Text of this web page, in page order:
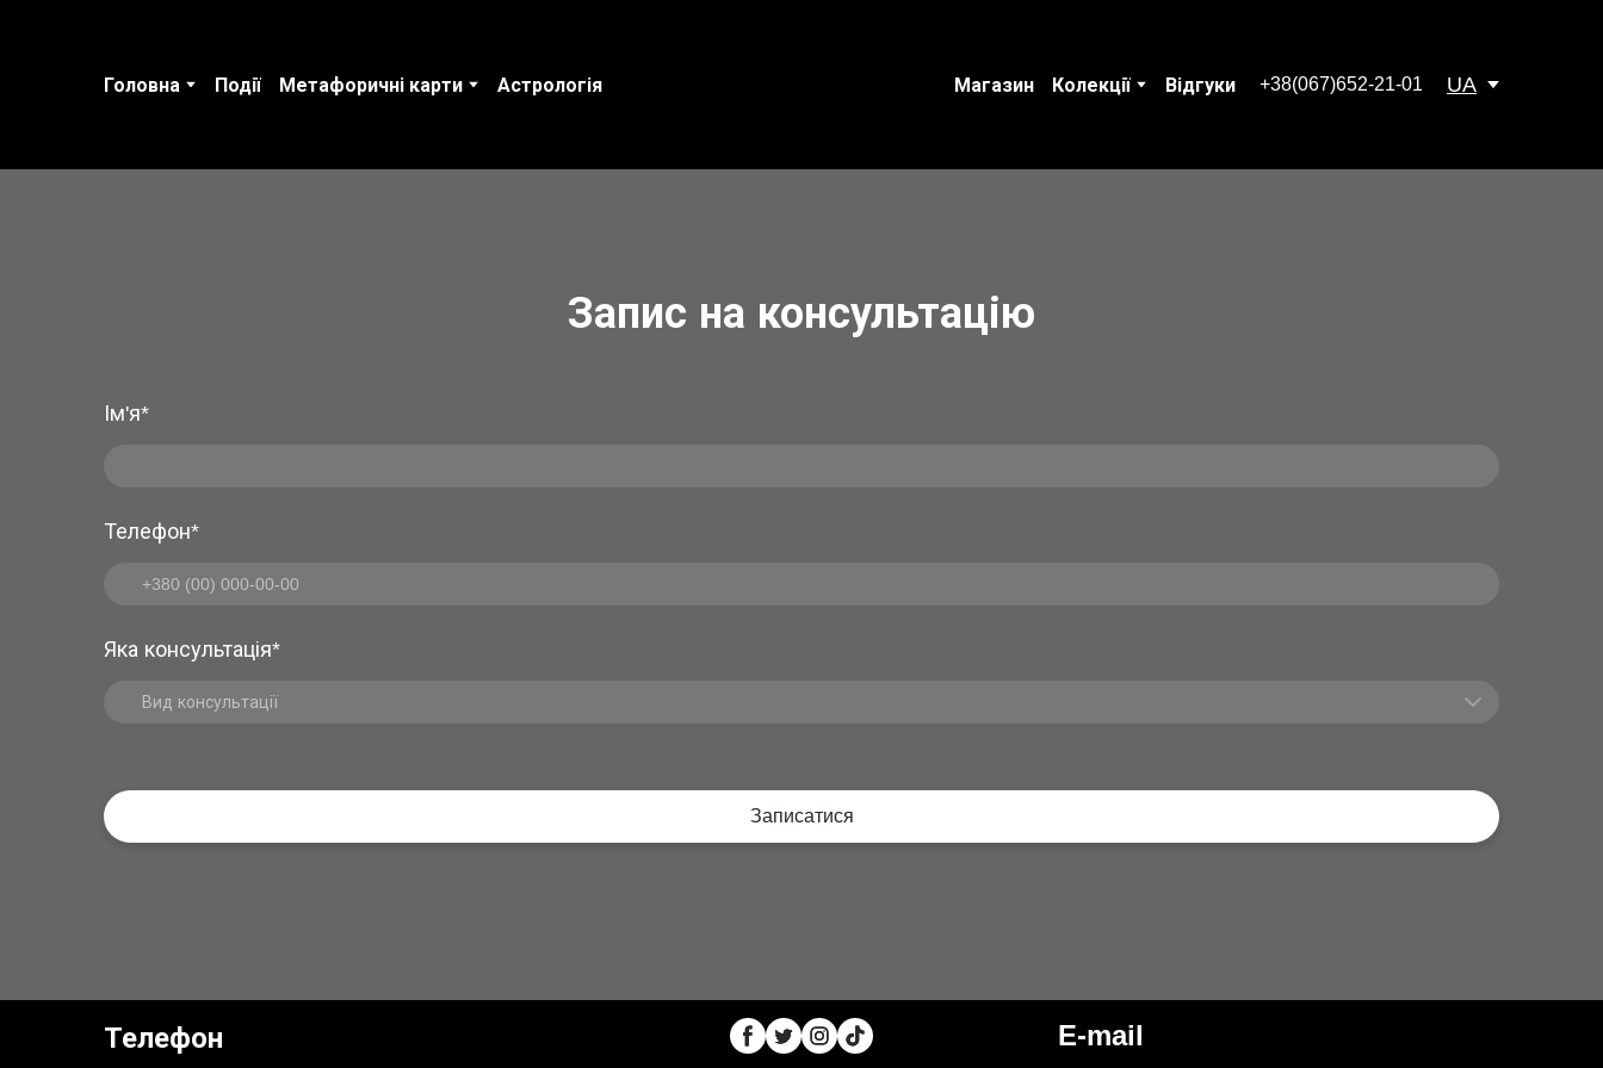
Головна Події Метафоричні карти Астрологія Магазин Колекції Відгуки +38(067)652-21-01 UA
Запис на консультацію
Ім'я*
Телефон*
Яка консультація*
Записатися
Телефон E-mail